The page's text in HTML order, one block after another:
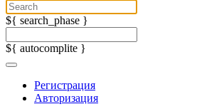
${ search_phase }
${ autocomplite }
Регистрация
Авторизация